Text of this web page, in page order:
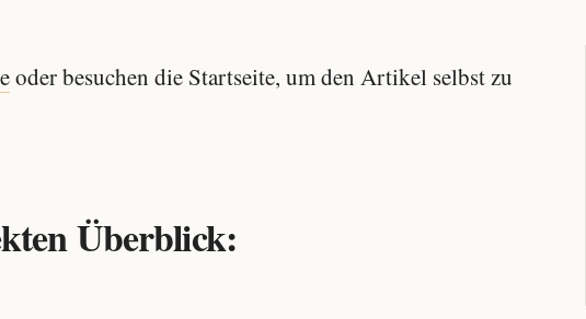
oder besuchen die Startseite, um den Artikel selbst zu
Überblick: